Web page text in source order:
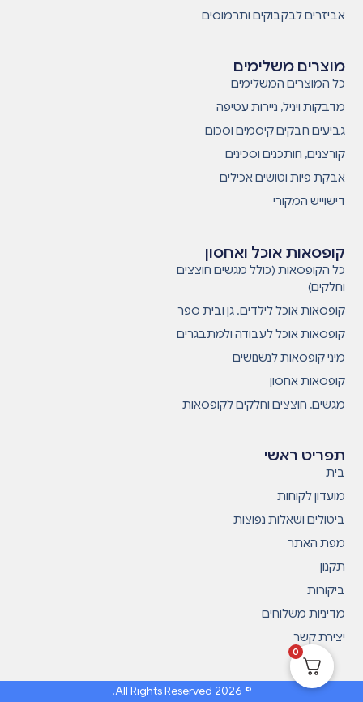
תפריט ראשי
בית
מועדון לקוחות
ביטולים ושאלות נפוצות
מפת האתר
תקנון
ביקורות
מדיניות משלוחים
יצירת קשר
קופסאות אוכל ואחסון
כל הקופסאות (כולל מגשים חוצצים
וחלקים)
קופסאות אוכל לילדים. גן ובית ספר
קופסאות אוכל לעבודה ולמתבגרים
מיני קופסאות לנשנושים
קופסאות אחסון
מגשים, חוצצים וחלקים לקופסאות
מוצרים משלימים
כל המוצרים המשלימים
מדבקות ויניל, ניירות עטיפה
גביעים חבקים קיסמים וסכום
קורצנים, חותכנים וסכינים
אבקת פיות וטושים אכילים
דישוייש המקורי
אביזרים לבקבוקים ותרמוסים
© 2026 All Rights Reserved.
0